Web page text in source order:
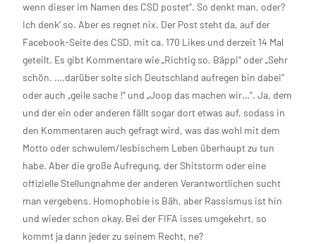
wenn dieser im Namen des CSD postet“. So denkt man, oder?
Ich denk‘ so. Aber es regnet nix. Der Post steht da, auf der
Facebook-Seite des CSD, mit ca. 170 Likes und derzeit 14 Mal
geteilt. Es gibt Kommentare wie „Richtig so, Bäppi“ oder „Sehr
schön. ….darüber solte sich Deutschland aufregen bin dabei“
oder auch „geile sache !“ und „Joop das machen wir…“. Ja, dem
und der ein oder anderen fällt sogar dort etwas auf, sodass in
den Kommentaren auch gefragt wird, was das wohl mit dem
Motto oder schwulem/lesbischem Leben überhaupt zu tun
habe. Aber die große Aufregung, der Shitstorm oder eine
offizielle Stellungnahme der anderen Verantwortlichen sucht
man vergebens. Homophobie is Bäh, aber Rassismus ist hin
und wieder schon okay. Bei der FIFA isses umgekehrt, so
kommt ja dann jeder zu seinem Recht, ne?